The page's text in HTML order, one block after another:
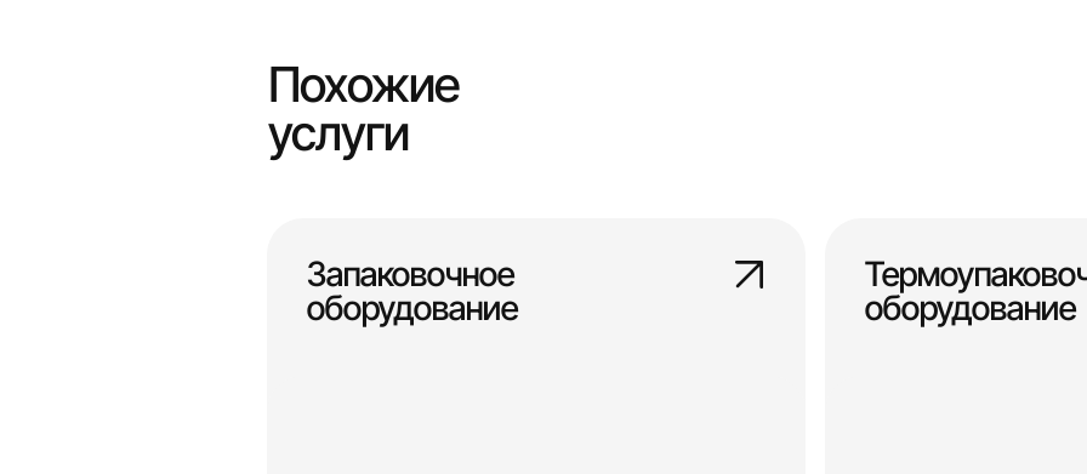
Похожие
услуги
Запаковочное
оборудование
оборудование